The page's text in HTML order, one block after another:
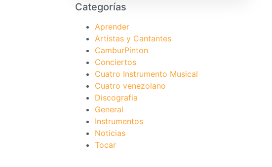
Categorías
Aprender
Artistas y Cantantes
CamburPinton
Conciertos
Cuatro Instrumento Musical
Cuatro venezolano
Discografia
General
Instrumentos
Noticias
Tocar